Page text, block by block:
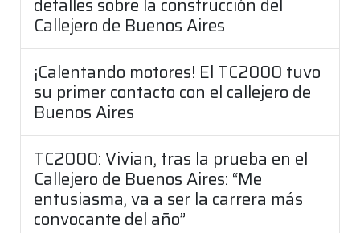
Callejero de Buenos Aires
¡Calentando motores! El TC2000 tuvo
su primer contacto con el callejero de
Buenos Aires
TC2000: Vivian, tras la prueba en el
Callejero de Buenos Aires: “Me
entusiasma, va a ser la carrera más
convocante del año”